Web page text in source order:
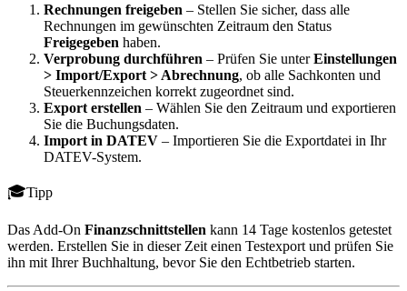
Rechnungen freigeben – Stellen Sie sicher, dass alle
Rechnungen im gewünschten Zeitraum den Status
Freigegeben haben.
Verprobung durchführen – Prüfen Sie unterEinstellungen
> Import/Export > Abrechnung, ob alle Sachkonten und
Steuerkennzeichen korrekt zugeordnet sind.
Export erstellen – Wählen Sie den Zeitraum und exportieren
Sie die Buchungsdaten.
Import in DATEV – Importieren Sie die Exportdatei in Ihr
DATEV-System.
Tipp
Das Add-On Finanzschnittstellen kann 14 Tage kostenlos getestet
werden. Erstellen Sie in dieser Zeit einen Testexport und prüfen Sie
ihn mit Ihrer Buchhaltung, bevor Sie den Echtbetrieb starten.